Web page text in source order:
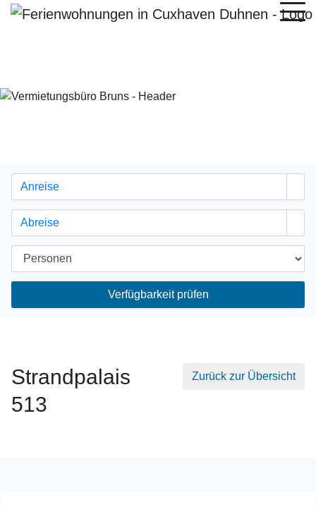
Verfügbarkeit prüfen
Strandpalais
513
Zurück zur Übersicht